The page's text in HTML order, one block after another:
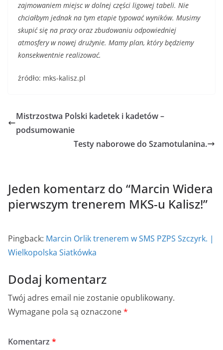
zajmowaniem miejsc w dolnej części ligowej tabeli. Nie
chciałbym jednak na tym etapie typować wyników. Musimy
skupić się na pracy oraz zbudowaniu odpowiedniej
atmosfery w nowej drużynie. Mamy plan, który będziemy
konsekwentnie realizować.
źródło: mks-kalisz.pl
Mistrzostwa Polski kadetek i kadetów –
podsumowanie
Testy naborowe do Szamotulanina.
Jeden komentarz do “Marcin Widera
pierwszym trenerem MKS-u Kalisz!”
Pingback: Marcin Orlik trenerem w SMS PZPS Szczyrk. |
Wielkopolska Siatkówka
Dodaj komentarz
Twój adres email nie zostanie opublikowany.
Wymagane pola są oznaczone*
Komentarz *